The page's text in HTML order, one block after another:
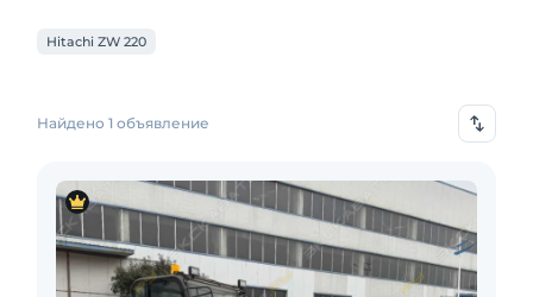
Hitachi ZW 220
Найдено 1 объявление